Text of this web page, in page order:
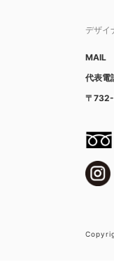
デザイ
MAIL
代表電
〒